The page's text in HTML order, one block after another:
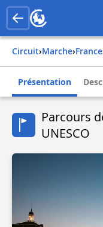
Circuit› Marche› france
Présentation
Parcours
UNESCO